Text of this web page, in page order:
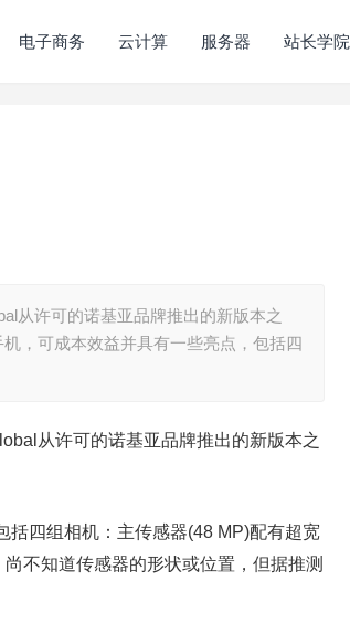
电子商务 云计算 服务器 站长学院
从许可的诺基亚品牌推出的新版本之
，可成本效益并具有一些亮点，包括四
从许可的诺基亚品牌推出的新版本之
括四组相机：主传感器(48 MP)配有超宽
不知道传感器的形状或位置，但据推测